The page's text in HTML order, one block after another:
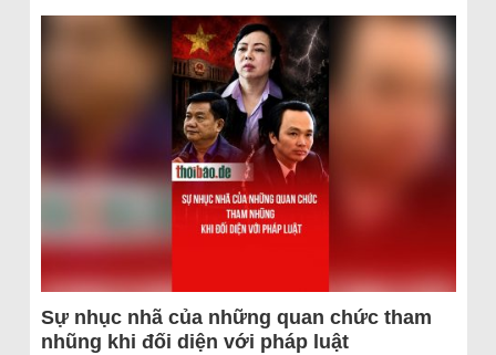
Sự nhục nhã của những quan chức tham
nhũng khi đối diện với pháp luật